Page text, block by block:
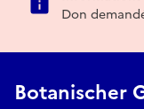
Don
Botanischer